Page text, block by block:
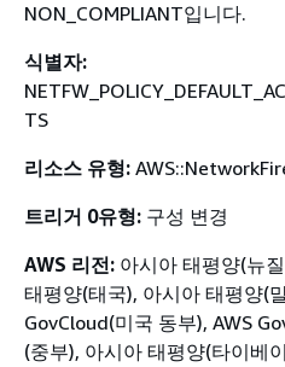
NON_COMPLIANT입니다.
식별자:
TS
리소스 유형:
트리거 0유형: 구성 변경
AWS 리전: 아시아 태평양(뉴
태평양(태국), 아시아 태평양(
GovCloud(미국 동부), AWS
(중부), 아시아 태평양(타이베